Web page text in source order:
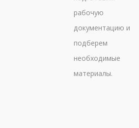
рабочую
документацию и
подберем
необходимые
материалы.